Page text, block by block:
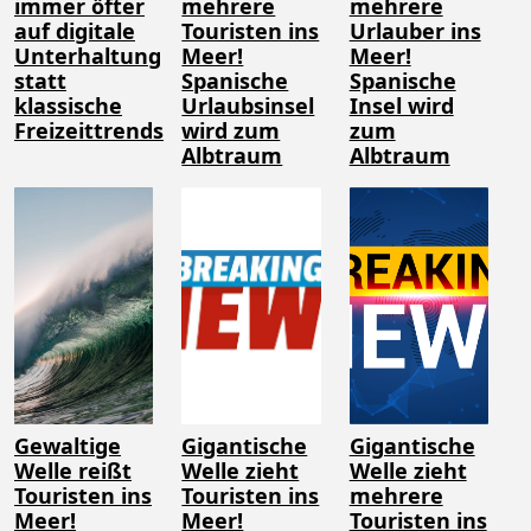
immer öfter
auf digitale
Unterhaltung
statt
klassische
Freizeittrends
mehrere
Touristen ins
Meer!
Spanische
Urlaubsinsel
wird zum
Albtraum
mehrere
Urlauber ins
Meer!
Spanische
Insel wird
zum
Albtraum
Gewaltige
Welle reißt
Touristen ins
Meer!
Gigantische
Welle zieht
Touristen ins
Meer!
Gigantische
Welle zieht
mehrere
Touristen ins